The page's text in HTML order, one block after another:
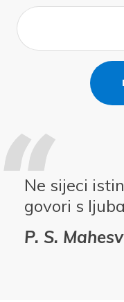
Ne sijeci
govori s
P. S.